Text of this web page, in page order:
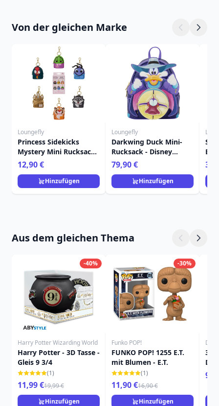
Von der gleichen Marke
Loungefly
Princess Sidekicks
Mystery Mini Rucksack
Schlüsselanhänger
Charm - Disney
Loungefly
12,90 €
Hinzufügen
Loungefly
Darkwing Duck Mini-
Rucksack - Disney
Loungefly
79,90 €
Hinzufügen
Aus dem gleichen Thema
-40%
Harry Potter Wizarding World
Harry Potter - 3D Tasse -
Gleis 9 3/4
(1)
11,99 €19,99 €
Hinzufügen
-30%
Funko POP!
FUNKO POP! 1255 E.T.
mit Blumen - E.T.
(1)
11,90 €16,90 €
Hinzufügen
3D